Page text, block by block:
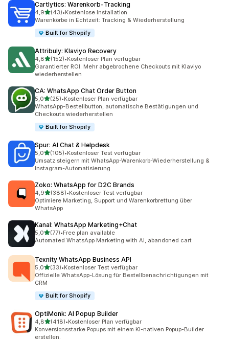
Cartlytics: Warenkorb‑Tracking
4,9von 5 Sternen
(43)
43 Rezensionen insgesamt
•Kostenlose Installation
Warenkörbe in Echtzeit: Tracking & Wiederherstellung
Built for Shopify
Attribuly: Klaviyo Recovery
4,8von 5 Sternen
(152)
152 Rezensionen insgesamt
•Kostenloser Plan verfügbar
Garantierter ROI. Mehr abgebrochene Checkouts mit Klaviyo
wiederherstellen
CA: WhatsApp Chat Order Button
5,0von 5 Sternen
(25)
25 Rezensionen insgesamt
•Kostenloser Plan verfügbar
WhatsApp-Bestellbutton, automatische Bestätigungen und
Checkouts wiederherstellen
Built for Shopify
Spur: AI Chat & Helpdesk
5,0von 5 Sternen
(105)
105 Rezensionen insgesamt
•Kostenloser Test verfügbar
Umsatz steigern mit WhatsApp-Warenkorb-Wiederherstellung &
Instagram-Automatisierung
Zoko: WhatsApp for D2C Brands
4,9von 5 Sternen
(388)
388 Rezensionen insgesamt
•Kostenloser Test verfügbar
Optimiere Marketing, Support und Warenkorbrettung über
WhatsApp
Kanal: WhatsApp Marketing+Chat
5,0von 5 Sternen
(77)
77 Rezensionen insgesamt
•Free plan available
Automated WhatsApp Marketing with AI, abandoned cart
Texnity WhatsApp Business API
5,0von 5 Sternen
(33)
33 Rezensionen insgesamt
•Kostenloser Test verfügbar
Offizielle WhatsApp-Lösung für Bestellbenachrichtigungen mit
CRM
Built for Shopify
OptiMonk: AI Popup Builder
4,8von 5 Sternen
(418)
418 Rezensionen insgesamt
•Kostenloser Plan verfügbar
Konversionsstarke Popups mit einem KI-nativen Popup-Builder
erstellen.